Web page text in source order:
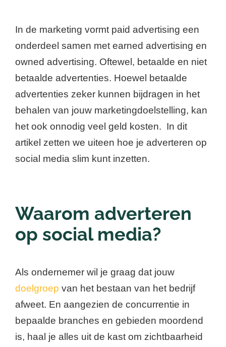
In de marketing vormt paid advertising een
onderdeel samen met earned advertising en
owned advertising. Oftewel, betaalde en niet
betaalde advertenties. Hoewel betaalde
advertenties zeker kunnen bijdragen in het
behalen van jouw marketingdoelstelling, kan
het ook onnodig veel geld kosten. In dit
artikel zetten we uiteen hoe je adverteren op
social media slim kunt inzetten.
Waarom adverteren
op social media?
Als ondernemer wil je graag dat jouw
doelgroep van het bestaan van het bedrijf
afweet. En aangezien de concurrentie in
bepaalde branches en gebieden moordend
is, haal je alles uit de kast om zichtbaarheid